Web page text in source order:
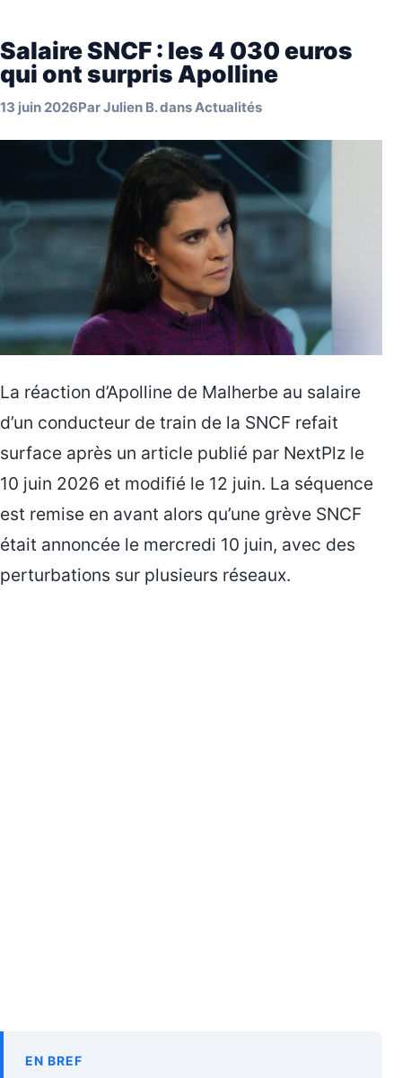
Salaire SNCF : les 4 030 euros
qui ont surpris Apolline
13 juin 2026ParJulien B.dansActualités
La réaction d’Apolline de Malherbe au salaire
d’un conducteur de train de la SNCF refait
surface après un article publié par NextPlz le
10 juin 2026 et modifié le 12 juin. La séquence
est remise en avant alors qu’une grève SNCF
était annoncée le mercredi 10 juin, avec des
perturbations sur plusieurs réseaux.
EN BREF